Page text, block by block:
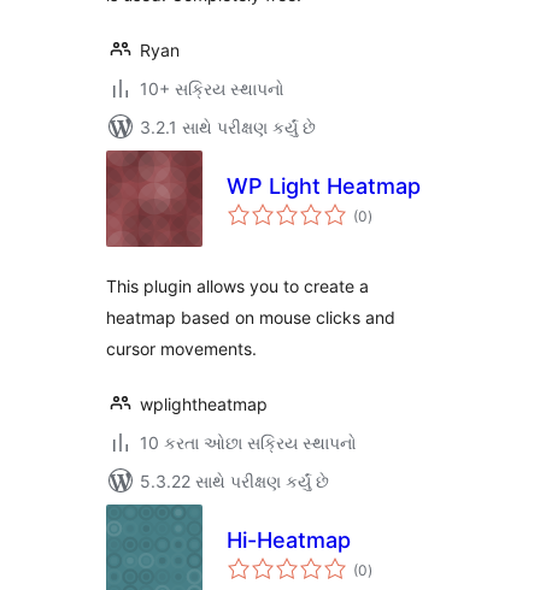
Ryan
10+ સક્રિય સ્થાપનો
3.2.1 સાથે પરીક્ષણ કર્યું છે
WP Light Heatmap
(0કુલ
રેટિંગ્સ
)
This plugin allows you to create a
heatmap based on mouse clicks and
cursor movements.
wplightheatmap
10 કરતા ઓછા સક્રિય સ્થાપનો
5.3.22 સાથે પરીક્ષણ કર્યું છે
Hi-Heatmap
(0કુલ
રેટિંગ્સ
)